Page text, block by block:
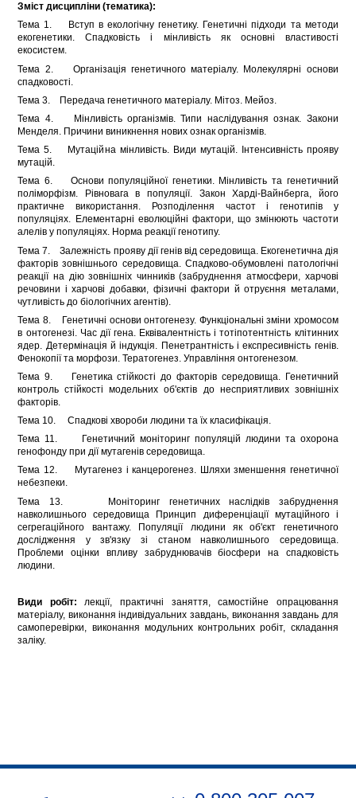
Зміст дисципліни (тематика):
Тема 1. Вступ в екологічну генетику. Генетичні підходи та методи
екогенетики. Спадковість і мінливість як основні властивості
екосистем.
Тема 2. Організація генетичного матеріалу. Молекулярні основи
спадковості.
Тема 3. Передача генетичного матеріалу. Мітоз. Мейоз.
Тема 4. Мінливість організмів. Типи наслідування ознак. Закони
Менделя. Причини виникнення нових ознак організмів.
Тема 5. Мутаційна мінливість. Види мутацій. Інтенсивність прояву
мутацій.
Тема 6. Основи популяційної генетики. Мінливість та генетичний
поліморфізм. Рівновага в популяції. Закон Харді-Вайнберга, його
практичне використання. Розподілення частот і генотипів у
популяціях. Елементарні еволюційні фактори, що змінюють частоти
алелів у популяціях. Норма реакції генотипу.
Тема 7. Залежність прояву дії генів від середовища. Екогенетична дія
факторів зовнішнього середовища. Спадково-обумовлені патологічні
реакції на дію зовнішніх чинників (забруднення атмосфери, харчові
речовини і харчові добавки, фізичні фактори й отруєння металами,
чутливість до біологічних агентів).
Тема 8. Генетичні основи онтогенезу. Функціональні зміни хромосом
в онтогенезі. Час дії гена. Еквівалентність і тотіпотентність клітинних
ядер. Детермінація й індукція. Пенетрантність і експресивність генів.
Фенокопії та морфози. Тератогенез. Управління онтогенезом.
Тема 9. Генетика стійкості до факторів середовища. Генетичний
контроль стійкості модельних об'єктів до несприятливих зовнішніх
факторів.
Тема 10. Спадкові хвороби людини та їх класифікація.
Тема 11. Генетичний моніторинг популяцій людини та охорона
генофонду при дії мутагенів середовища.
Тема 12. Мутагенез і канцерогенез. Шляхи зменшення генетичної
небезпеки.
Тема 13. Моніторинг генетичних наслідків забруднення
навколишнього середовища Принцип диференціації мутаційного і
сегрегаційного вантажу. Популяції людини як об'єкт генетичного
дослідження у зв'язку зі станом навколишнього середовища.
Проблеми оцінки впливу забруднювачів біосфери на спадковість
людини.
Види робіт: лекції, практичні заняття, самостійне опрацювання
матеріалу, виконання індивідуальних завдань, виконання завдань для
самоперевірки, виконання модульних контрольних робіт, складання
заліку.